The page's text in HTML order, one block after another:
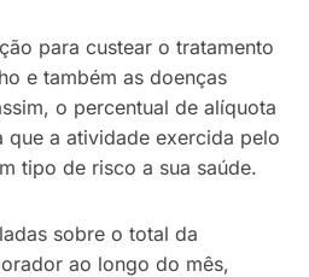
para custear o tratamento
e também as doenças
o percentual de alíquota
que a atividade exercida pelo
tipo de risco a sua saúde.
sobre o total da
ao longo do mês,